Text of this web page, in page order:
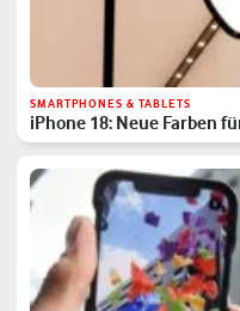
SMARTPHONES & TABLETS
iPhone 18: Neue Farben